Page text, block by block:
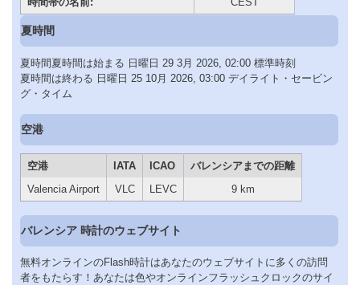
夏時間
夏時間夏時間は始まる 日曜日 29 3月 2026, 02:00 標準時刻
夏時間は終わる 日曜日 25 10月 2026, 03:00 デイライト・セービン
グ・タイム
空港
空港 IATA ICAO
バレンシアまでの距離
Valencia Airport
VLC LEVC 9 km
バレンシア 時計のウェブサイト
無料オンラインのFlash時計はあなたのウェブサイトに多くの訪問
者をもたらす！あなたは色やオンラインフラッシュクロックのサイ